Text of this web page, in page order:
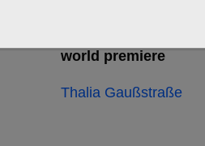
world premiere
Thalia Gaußstraße